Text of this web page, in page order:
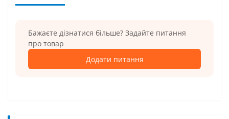
Бажаєте дізнатися більше? Задайте питання
про товар
Додати питання